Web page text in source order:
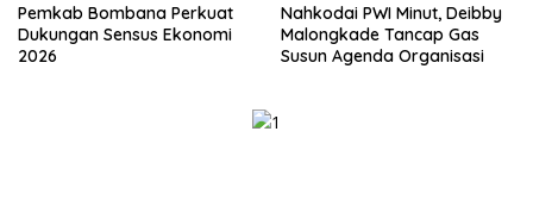
Pemkab Bombana Perkuat
Dukungan Sensus Ekonomi
2026
Nahkodai PWI Minut, Deibby
Malongkade Tancap Gas
Susun Agenda Organisasi